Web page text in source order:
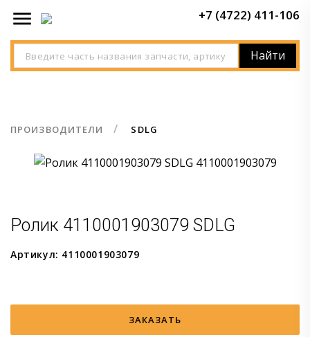
 +7 (4722) 411-106
Найти
ПРОИЗВОДИТЕЛИ SDLG
Ролик 4110001903079 SDLG
Артикул: 4110001903079
ЗАКАЗАТЬ